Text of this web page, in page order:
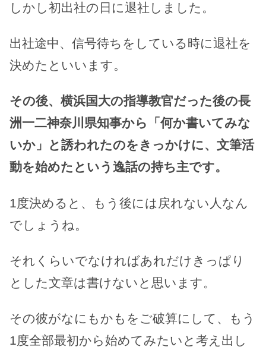
しかし初出社の日に退社しました。
出社途中、信号待ちをしている時に退社を
決めたといいます。
その後、横浜国大の指導教官だった後の長
洲一二神奈川県知事から「何か書いてみな
いか」と誘われたのをきっかけに、文筆活
動を始めたという逸話の持ち主です。
1度決めると、もう後には戻れない人なん
でしょうね。
それくらいでなければあれだけきっぱり
とした文章は書けないと思います。
その彼がなにもかもをご破算にして、もう
1度全部最初から始めてみたいと考え出し